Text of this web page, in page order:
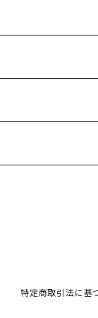
特定商取引法に基